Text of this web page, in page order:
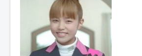
Films
COSAA